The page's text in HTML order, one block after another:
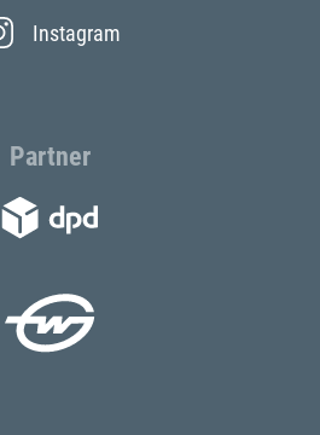
Instagram
Partner